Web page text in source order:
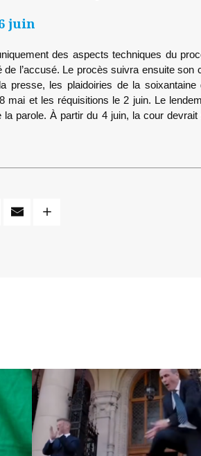
juin
des aspects techniques du
l’accusé. Le procès suivra ensuite son
presse, les plaidoiries de la soixantaine
mai et les réquisitions le 2 juin. Le
parole. À partir du 4 juin, la cour